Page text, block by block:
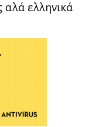
αλά ελληνικά